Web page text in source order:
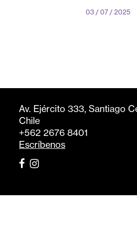
03 / 07 / 2025
Av. Ejército 333, Santiago
Chile
+562 2676 8401
Escríbenos